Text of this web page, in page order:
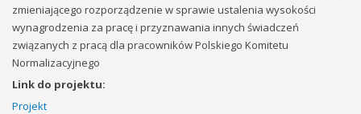
zmieniającego rozporządzenie w sprawie ustalenia wysokości
wynagrodzenia za pracę i przyznawania innych świadczeń
związanych z pracą dla pracowników Polskiego Komitetu
Normalizacyjnego
Link do projektu:
Projekt